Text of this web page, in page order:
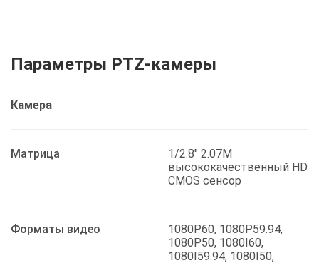
Параметры PTZ-камеры
Камера
Матрица
1/2.8" 2.07M
высококачественный HD
CMOS сенсор
Форматы видео
1080P60, 1080P59.94,
1080P50, 1080I60,
1080I59.94, 1080I50,